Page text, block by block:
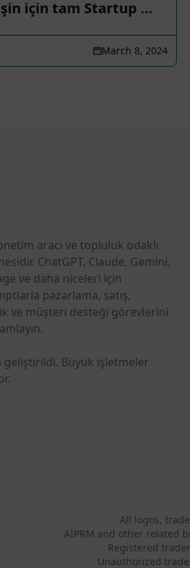
için tam Startup …
March 8, 2024
aracı ve topluluk odaklı
ChatGPT, Claude, Gemini,
ve daha niceleri için
pazarlama, satış,
ve müşteri desteği görevlerini
geliştirildi. Büyük işletmeler
All logos,
AIPRM and other related
Registered
Unauthorized